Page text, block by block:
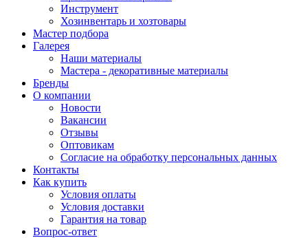
Инструмент
Хозинвентарь и хозтовары
Мастер подбора
Галерея
Наши материалы
Мастера - декоративные материалы
Бренды
О компании
Новости
Вакансии
Отзывы
Оптовикам
Cогласие на обработку персональных данных
Контакты
Как купить
Условия оплаты
Условия доставки
Гарантия на товар
Вопрос-ответ